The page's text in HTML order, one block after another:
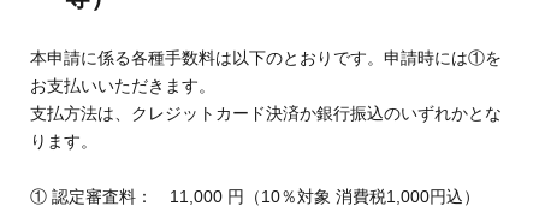
本申請に係る各種手数料は以下のとおりです。申請時には①を
お支払いいただきます。
支払方法は、クレジットカード決済か銀行振込のいずれかとな
ります。
① 認定審査料： 11,000 円（10％対象 消費税1,000円込）